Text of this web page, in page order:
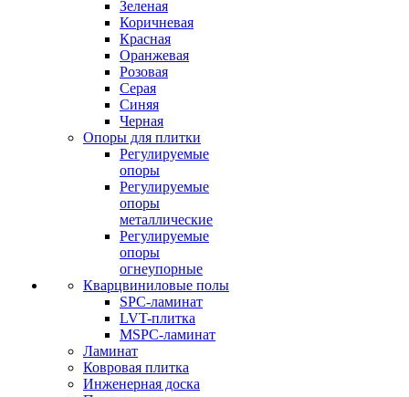
Зеленая
Коричневая
Красная
Оранжевая
Розовая
Серая
Синяя
Черная
Опоры для плитки
Регулируемые
опоры
Регулируемые
опоры
металлические
Регулируемые
опоры
огнеупорные
Кварцвиниловые полы
SPC-ламинат
LVT-плитка
MSPC-ламинат
Ламинат
Ковровая плитка
Инженерная доска